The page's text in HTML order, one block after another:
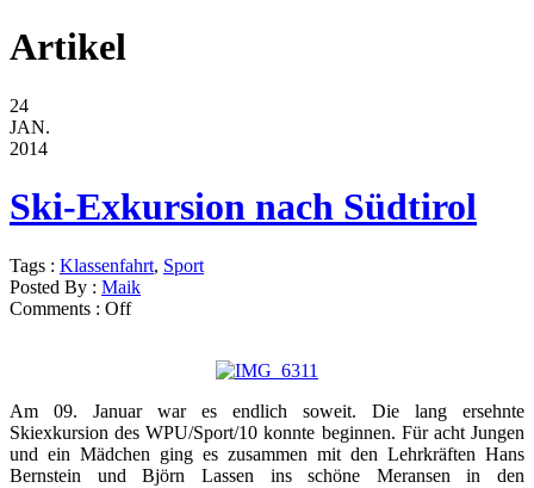
Artikel
24
JAN.
2014
Ski-Exkursion nach Südtirol
Tags : Klassenfahrt, Sport
Posted By : Maik
Comments : Off
Am 09. Januar war es endlich soweit. Die lang ersehnte
Skiexkursion des WPU/Sport/10 konnte beginnen. Für acht Jungen
und ein Mädchen ging es zusammen mit den Lehrkräften Hans
Bernstein und Björn Lassen ins schöne Meransen in den